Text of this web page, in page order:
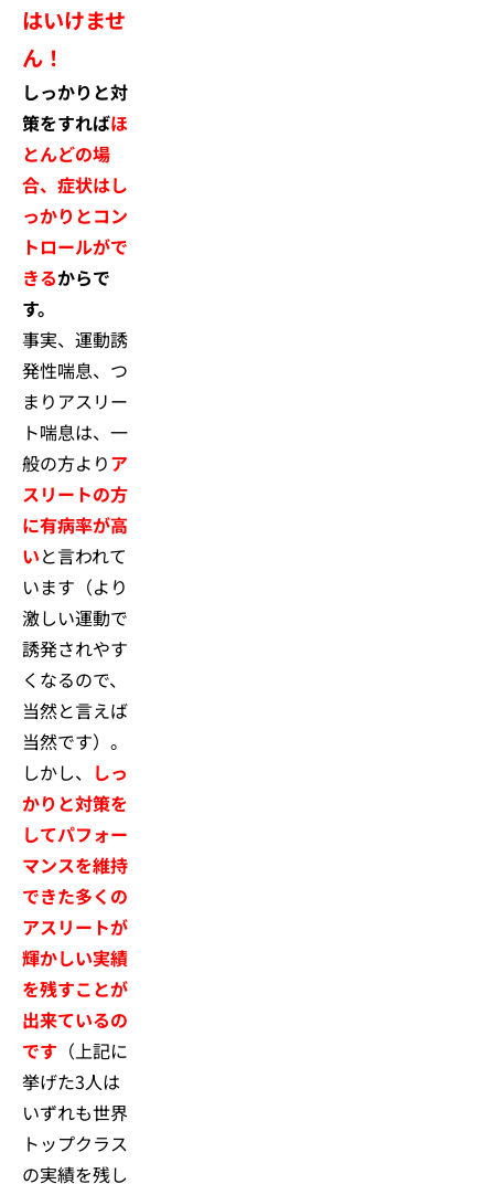
はいけませ
ん！
しっかりと対
策をすればほ
とんどの場
合、症状はし
っかりとコン
トロールがで
きるからで
す。
事実、運動誘
発性喘息、つ
まりアスリー
ト喘息は、一
般の方よりア
スリートの方
に有病率が高
いと言われて
います（より
激しい運動で
誘発されやす
くなるので、
当然と言えば
当然です）。
しかし、 しっ
かりと対策を
してパフォー
マンスを維持
できた多くの
アスリートが
輝かしい実績
を残すことが
出来ているの
です （上記に
挙げた3人は
いずれも世界
トップクラス
の実績を残し